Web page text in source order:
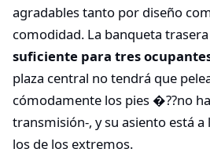
agradables tanto por diseño
comodidad. La banqueta
suficiente para tres
plaza central no tendrá que
cómodamente los pies �??no
transmisión-, y su asiento está
los de los extremos.